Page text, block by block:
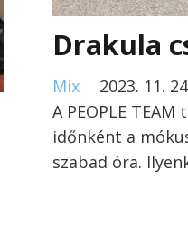
Drakula
Mix
2023. 11.
A PEOPLE
időnként a
szabad óra.